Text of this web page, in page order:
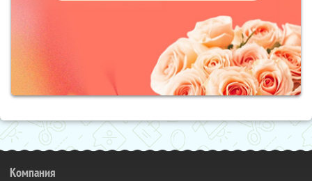
Компания